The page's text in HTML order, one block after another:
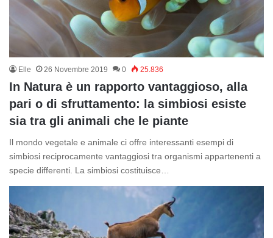
Elle 26 Novembre 2019 0 25.836
In Natura è un rapporto vantaggioso, alla
pari o di sfruttamento: la simbiosi esiste
sia tra gli animali che le piante
Il mondo vegetale e animale ci offre interessanti esempi di
simbiosi reciprocamente vantaggiosi tra organismi appartenenti a
specie differenti. La simbiosi costituisce…